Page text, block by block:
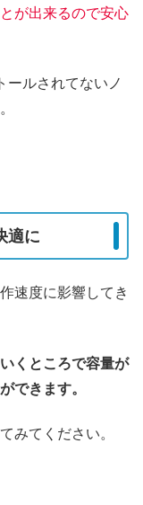
が出来るので安心
ールされてないノ
適に
速度に影響してき
くところで容量が
できます。
みてください。